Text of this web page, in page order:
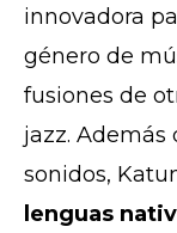
innovadora
género de
fusiones de
jazz. Además
sonidos,
lenguas